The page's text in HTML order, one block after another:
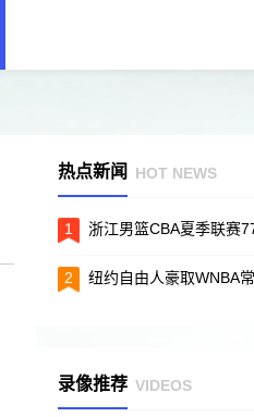
热点新闻 HOT NEWS
1 浙江男篮CBA夏季联赛
2 纽约自由人豪取WNBA
录像推荐 VIDEOS